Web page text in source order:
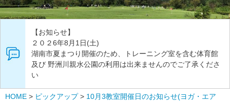
【お知らせ】
２０２6年8月1日(土)
湖南市夏まつり開催のため、トレーニング室を含む体育館
及び 野洲川親水公園の利用は出来ませんのでご了承くださ
い
HOME > ピックアップ> 10月3教室開催日のお知らせ(ヨガ・エア